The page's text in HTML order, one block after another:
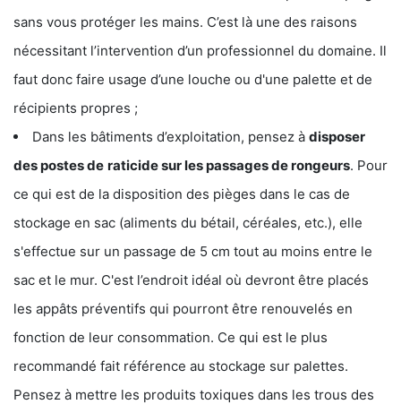
sans vous protéger les mains. C’est là une des raisons
nécessitant l’intervention d’un professionnel du domaine. Il
faut donc faire usage d’une louche ou d'une palette et de
récipients propres ;
Dans les bâtiments d’exploitation, pensez à disposer
des postes de raticide sur les passages de rongeurs. Pour
ce qui est de la disposition des pièges dans le cas de
stockage en sac (aliments du bétail, céréales, etc.), elle
s'effectue sur un passage de 5 cm tout au moins entre le
sac et le mur. C'est l’endroit idéal où devront être placés
les appâts préventifs qui pourront être renouvelés en
fonction de leur consommation. Ce qui est le plus
recommandé fait référence au stockage sur palettes.
Pensez à mettre les produits toxiques dans les trous des